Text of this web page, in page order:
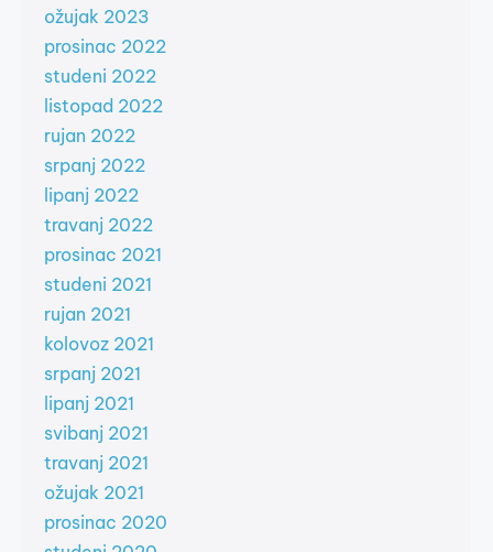
ožujak 2023
prosinac 2022
studeni 2022
listopad 2022
rujan 2022
srpanj 2022
lipanj 2022
travanj 2022
prosinac 2021
studeni 2021
rujan 2021
kolovoz 2021
srpanj 2021
lipanj 2021
svibanj 2021
travanj 2021
ožujak 2021
prosinac 2020